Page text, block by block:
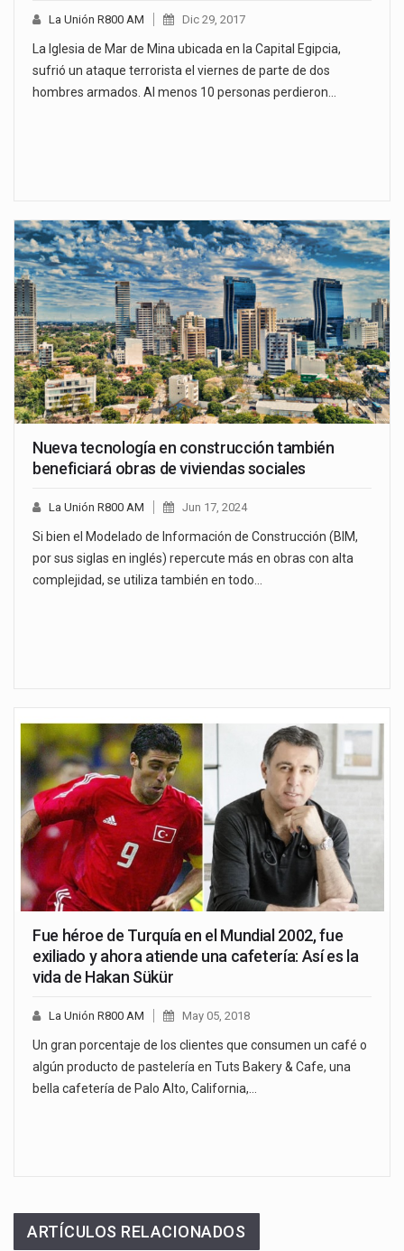
La Unión R800 AM Dic 29, 2017
La Iglesia de Mar de Mina ubicada en la Capital Egipcia,
sufrió un ataque terrorista el viernes de parte de dos
hombres armados. Al menos 10 personas perdieron…
Nueva tecnología en construcción también
beneficiará obras de viviendas sociales
La Unión R800 AM Jun 17, 2024
Si bien el Modelado de Información de Construcción (BIM,
por sus siglas en inglés) repercute más en obras con alta
complejidad, se utiliza también en todo…
Fue héroe de Turquía en el Mundial 2002, fue
exiliado y ahora atiende una cafetería: Así es la
vida de Hakan Sükür
La Unión R800 AM May 05, 2018
Un gran porcentaje de los clientes que consumen un café o
algún producto de pastelería en Tuts Bakery & Cafe, una
bella cafetería de Palo Alto, California,…
ARTÍCULOS RELACIONADOS